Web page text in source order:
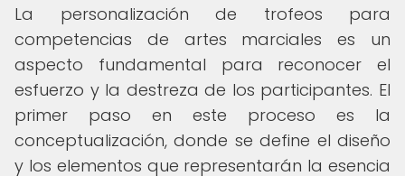
La personalización de trofeos para
competencias de artes marciales es un
aspecto fundamental para reconocer el
esfuerzo y la destreza de los participantes. El
primer paso en este proceso es la
conceptualización, donde se define el diseño
y los elementos que representarán la esencia